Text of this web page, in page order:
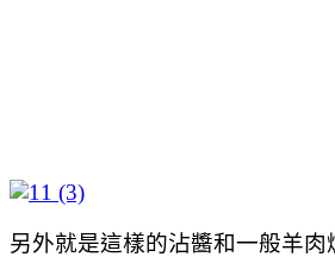
另外就是這樣的沾醬和一般羊